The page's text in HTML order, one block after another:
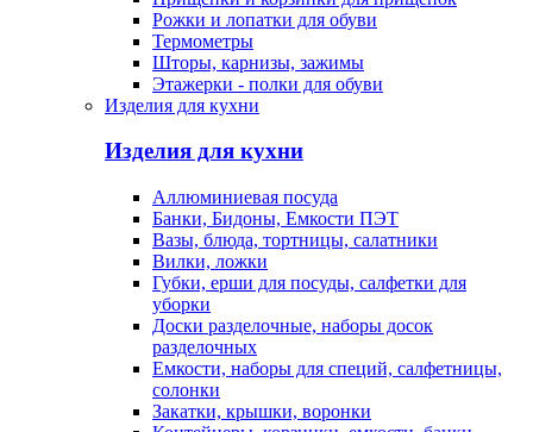
Рожки и лопатки для обуви
Термометры
Шторы, карнизы, зажимы
Этажерки - полки для обуви
Изделия для кухни
Изделия для кухни
Аллюминиевая посуда
Банки, Бидоны, Емкости ПЭТ
Вазы, блюда, тортницы, салатники
Вилки, ложки
Губки, ерши для посуды, салфетки для
уборки
Доски разделочные, наборы досок
разделочных
Емкости, наборы для специй, салфетницы,
солонки
Закатки, крышки, воронки